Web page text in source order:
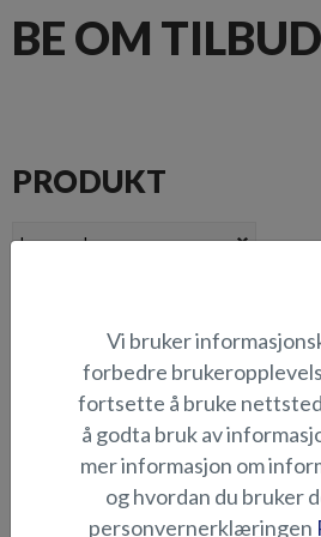
BE OM TILBUD
PRODUKT
Vi bruker
forbedre
fortsette å bruke
å godta bruk av
mer informasjon om
og hvordan du bruker
personvernerklæringen